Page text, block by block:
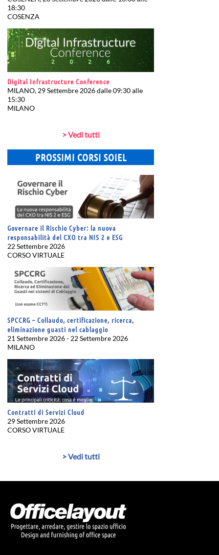
18:30
COSENZA
Digital Infrastructure Conference
MILANO, 29 Settembre 2026 dalle 09:30 alle
15:30
MILANO
> Vedi tutti
PROSSIMI CORSI SOIEL
Governare il Rischio Cyber: la nuova
responsabilità del CXO tra NIS 2 e ESG
22 Settembre 2026
CORSO VIRTUALE
SPCCRG – Collaudo, certificazione, ricerca,
eliminazione guasti nel cablaggio
21 Settembre 2026 - 22 Settembre 2026
MILANO
Contratti di Servizi Cloud
29 Settembre 2026
CORSO VIRTUALE
> Vedi tutti